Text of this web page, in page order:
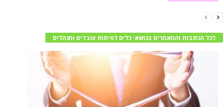
לכל הכתבות והמאמרים בנושא: כלים לפיתוח עובדים ומנהלים